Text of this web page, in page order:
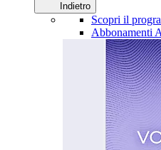
Indietro
Scopri il
Abbonamenti